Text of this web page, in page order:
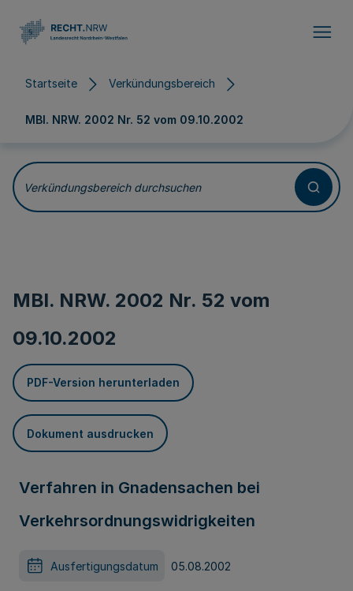
Startseite Verkündungsbereich
MBl. NRW. 2002 Nr. 52 vom 09.10.2002
Verkündungsbereich durchsuchen
MBl. NRW. 2002 Nr. 52 vom
09.10.2002
PDF-Version herunterladen
Dokument ausdrucken
Verfahren in Gnadensachen bei
Verkehrsordnungswidrigkeiten
Ausfertigungsdatum 05.08.2002